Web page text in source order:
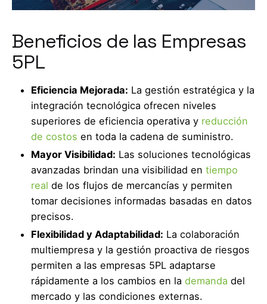
Beneficios de las Empresas
5PL
Eficiencia Mejorada: La gestión estratégica y la
integración tecnológica ofrecen niveles
superiores de eficiencia operativa y reducción
de costos en toda la cadena de suministro.
Mayor Visibilidad: Las soluciones tecnológicas
avanzadas brindan una visibilidad en tiempo
real de los flujos de mercancías y permiten
tomar decisiones informadas basadas en datos
precisos.
Flexibilidad y Adaptabilidad: La colaboración
multiempresa y la gestión proactiva de riesgos
permiten a las empresas 5PL adaptarse
rápidamente a los cambios en la demanda del
mercado y las condiciones externas.